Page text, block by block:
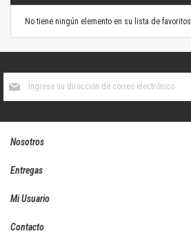
No tiene ningún elemento en su lista de favoritos.
boletín
Nosotros
Entregas
Mi Usuario
Contacto